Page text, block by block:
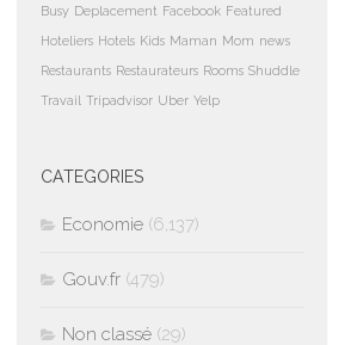
Busy Deplacement Facebook Featured
Hoteliers Hotels Kids Maman Mom news
Restaurants Restaurateurs Rooms Shuddle
Travail Tripadvisor Uber Yelp
CATEGORIES
Economie (6,137)
Gouv.fr (479)
Non classé (29)